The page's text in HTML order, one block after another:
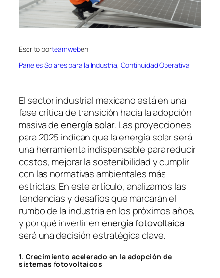
Escrito porteamweben
Paneles Solares para la Industria, Continuidad Operativa
El sector industrial mexicano está en una
fase crítica de transición hacia la adopción
masiva deenergía solar. Las proyecciones
para 2025 indican que la energía solar será
una herramienta indispensable para reducir
costos, mejorar la sostenibilidad y cumplir
con las normativas ambientales más
estrictas. En este artículo, analizamos las
tendencias y desafíos que marcarán el
rumbo de la industria en los próximos años,
y por qué invertir enenergía fotovoltaica
será una decisión estratégica clave.
1. Crecimiento acelerado en la adopción de
sistemas fotovoltaicos